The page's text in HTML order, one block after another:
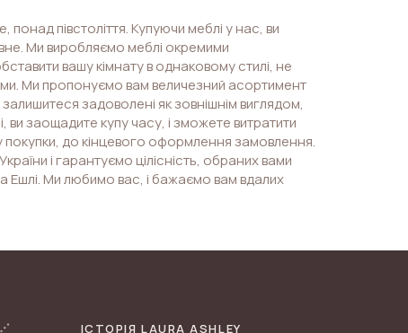
півстоліття. Купуючи меблі у нас, ви
Ми виробляємо меблі окремими
вашу кімнату в однаковому стилі, не
Ми пропонуємо вам величезний асортимент
задоволені як зовнішнім виглядом,
ви заощадите купу часу, і зможете витратити
покупки, до кінцевого оформлення замовлення.
і гарантуємо цілісність, обраних вами
Ешлі. Ми любимо вас, і бажаємо вам вдалих
ІСТОРІЯ LAURA ASHLEY